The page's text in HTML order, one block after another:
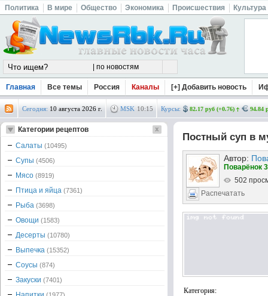
Политика В мире Общество Экономика Происшествия Культура
Главная Все темы Россия Каналы [+] Добавить новость
Сегодня: 10 августа 2026 г. MSK 10:15 Курсы: 82.17 руб (+0.76) 94.84
Постный суп в
Автор:
Поварёнок
502
Распечатать
Категория:
Категории рецептов
Салаты (10495)
Супы (4506)
Мясо (8919)
Птица и яйца (7361)
Рыба (3698)
Овощи (1583)
Десерты (10780)
Выпечка (15352)
Соусы (874)
Закуски (7401)